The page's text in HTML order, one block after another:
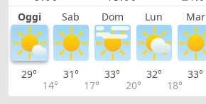
Oggi Sab Dom Lun Mar
29°
14°
31°
17°
33°
20°
32°
18°
33°